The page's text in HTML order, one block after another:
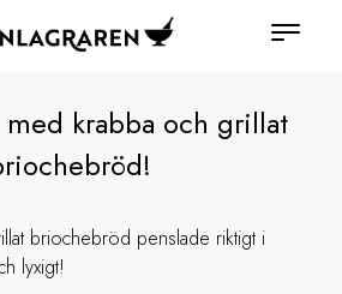
krabba och grillat
briochebröd penslade riktigt i
lyxigt!